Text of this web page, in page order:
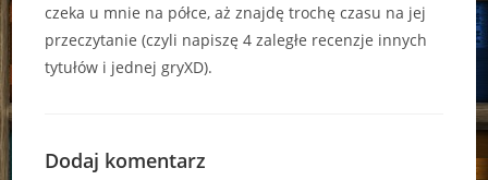
czeka u mnie na półce, aż znajdę trochę czasu na jej
przeczytanie (czyli napiszę 4 zaległe recenzje innych
tytułów i jednej gryXD).
Dodaj komentarz